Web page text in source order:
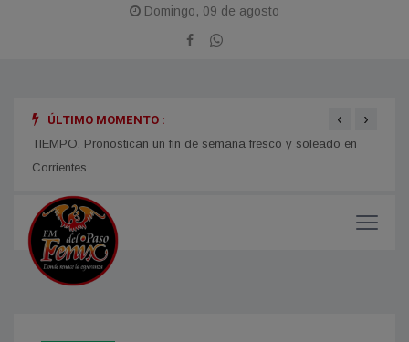
Domingo, 09 de agosto
ÚLTIMO MOMENTO :
TIEMPO. Pronostican un fin de semana fresco y soleado en
Corrientes
‹ ›